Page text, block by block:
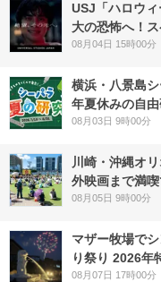
USJ「ハロウ
大の恐怖へ！
08月04日 15時00分
横浜・八景島
年夏休みの自
08月03日 9時00分
川崎・沖縄オ
外映画まで満
08月05日 9時00分
マザー牧場で
り祭り 2026年
08月07日 17時00分